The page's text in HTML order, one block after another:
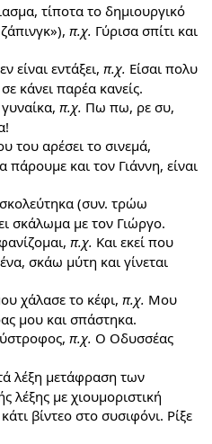
τίποτα το δημιουργικό
π.χ. Γύρισα σπίτι και
είναι εντάξει, π.χ. Είσαι πολυ
κάνει παρέα κανείς.
π.χ. Πω πω, ρε συ,
του αρέσει το σινεμά,
πάρουμε και τον Γιάννη, είναι
(συν. τρώω
σκάλωμα με τον Γιώργο.
π.χ. Και εκεί που
σκάω μύτη και γίνεται
χάλασε το κέφι, π.χ. Μου
μου και σπάστηκα.
π.χ. Ο Οδυσσέας
λέξη μετάφραση των
λέξης με χιουμοριστική
βίντεο στο συσιφόνι. Ρίξε